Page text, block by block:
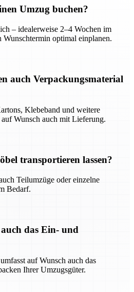
Umzug buchen?
– idealerweise 2–4 Wochen im
optimal einplanen.
auch Verpackungsmaterial
Klebeband und weitere
Wunsch auch mit Lieferung.
transportieren lassen?
Teilumzüge oder einzelne
Bedarf.
das Ein- und
auf Wunsch auch das
Ihrer Umzugsgüter.